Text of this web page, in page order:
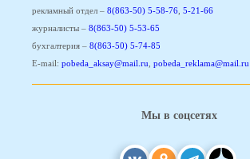
рекламный отдел – 8(863-50) 5-58-76, 5-21-66
журналисты – 8(863-50) 5-53-65
бухгалтерия – 8(863-50) 5-74-85
E-mail: pobeda_aksay@mail.ru, pobeda_reklama@mail.ru
Мы в соцсетях